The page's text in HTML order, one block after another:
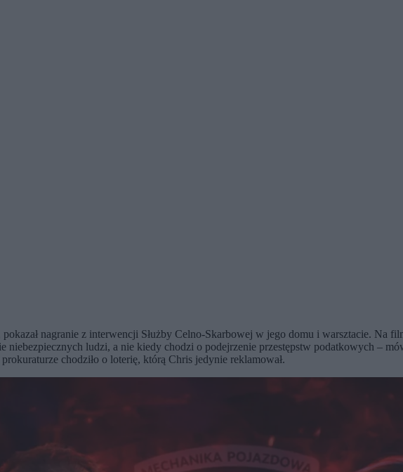
nagranie z interwencji Służby Celno-Skarbowej w jego domu i warsztacie. Na
niebezpiecznych ludzi, a nie kiedy chodzi o podejrzenie przestępstw podatkowych –
chodziło o loterię, którą Chris jedynie reklamował.